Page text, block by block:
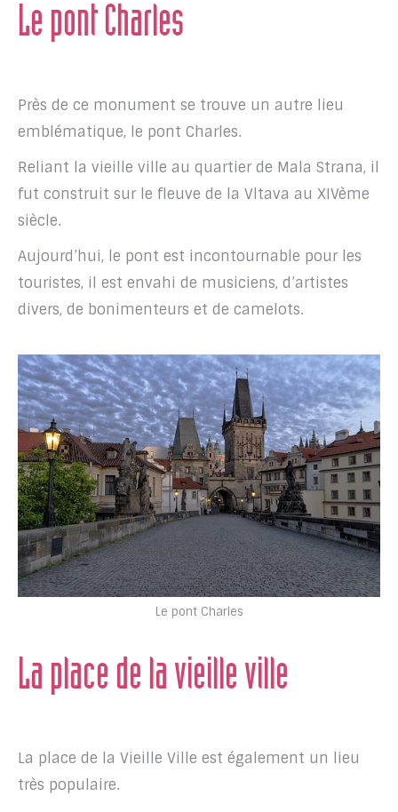
Le pont Charles
Près de ce monument se trouve un autre lieu
emblématique, le pont Charles.
Reliant la vieille ville au quartier de Mala Strana, il
fut construit sur le fleuve de la Vltava au XIVème
siècle.
Aujourd’hui, le pont est incontournable pour les
touristes, il est envahi de musiciens, d’artistes
divers, de bonimenteurs et de camelots.
Le pont Charles
La place de la vieille ville
La place de la Vieille Ville est également un lieu
très populaire.